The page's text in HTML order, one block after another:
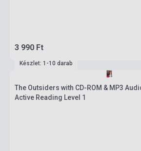
3 990 Ft
Készlet: 1-10 darab
The Outsiders with CD-ROM & MP3
Active Reading Level 1